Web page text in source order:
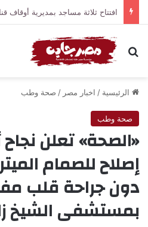
افتتاح ثلاثة مساجد بمديرية أوقاف قنا
بحث عن
الرئيسية / اخبار مصر / صحة وطب
صحة وطب
«الصحة» تعلن
إصلاح للصمام
دون جراحة قلب
بمستشفى الشيخ